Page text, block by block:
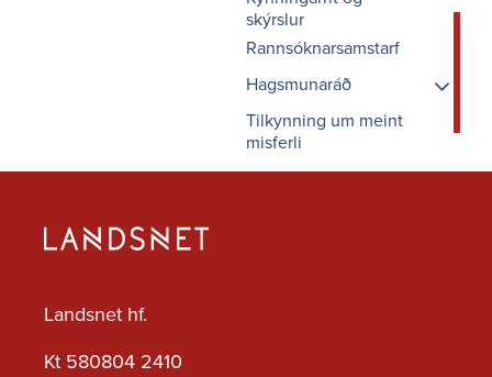
skýrslur
Rannsóknarsamstarf
Hagsmunaráð
Fundargögn
Um Hagsmunaráðið
Tilkynning um meint
misferli
Landsnet hf.
Kt 580804 2410